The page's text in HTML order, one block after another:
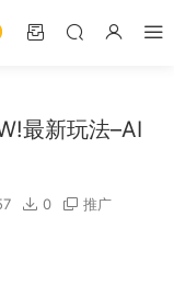
最新玩法–AI
0 推广